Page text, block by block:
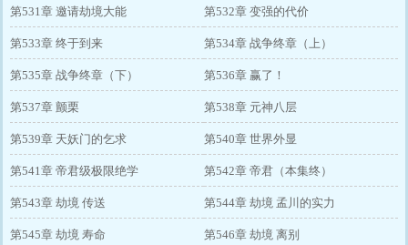
第531章 邀请劫境大能 第532章 变强的代价
第533章 终于到来 第534章 战争终章（上）
第535章 战争终章（下） 第536章 赢了！
第537章 颤栗 第538章 元神八层
第539章 天妖门的乞求 第540章 世界外显
第541章 帝君级极限绝学 第542章 帝君（本集终）
第543章 劫境 传送 第544章 劫境 孟川的实力
第545章 劫境 寿命 第546章 劫境 离别